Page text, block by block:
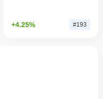
+4.25% #193